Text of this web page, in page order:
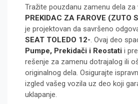
Tražite pouzdanu zamenu dela
PREKIDAC ZA FAROVE (ZUTO
je projektovan da savršeno
SEAT TOLEDO 12-. Ovaj deo
Pumpe, Prekidači i Reostati i
rešenje za zamenu dotrajalog ili
originalnog dela. Osigurajte
izgled vašeg vozila uz deo koji
uklapanje.